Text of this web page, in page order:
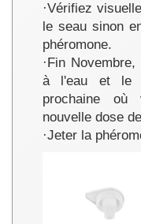
·Vérifiez
le seau sinon
·Fin
à l'eau et le
prochaine où
nouvelle dose
·Jeter la